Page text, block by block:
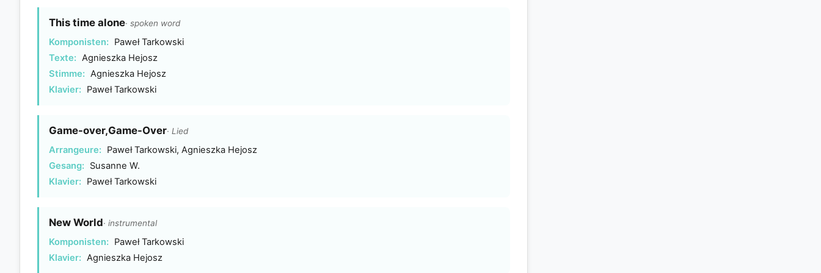
This time alone· spoken word
Komponisten:
Paweł Tarkowski
Texte: Agnieszka Hejosz
Stimme: Agnieszka Hejosz
Klavier:
Paweł Tarkowski
Game-over,Game-Over· Lied
Arrangeure:
Paweł Tarkowski, Agnieszka Hejosz
Gesang:
Susanne W.
Klavier:
Paweł Tarkowski
New World· instrumental
Komponisten:
Paweł Tarkowski
Klavier: Agnieszka Hejosz